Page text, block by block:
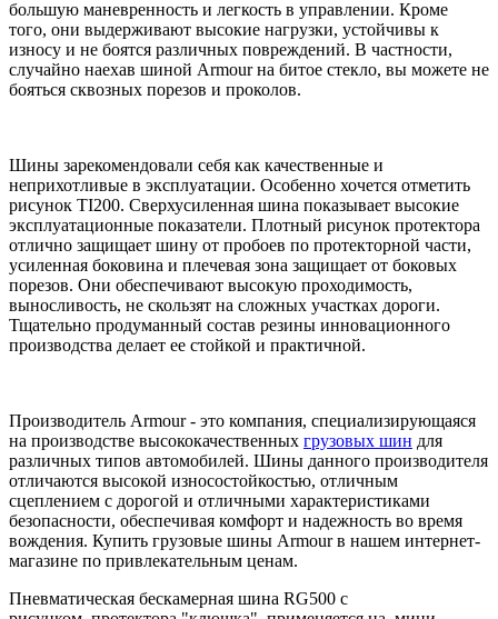
большую маневренность и легкость в управлении. Кроме
того, они выдерживают высокие нагрузки, устойчивы к
износу и не боятся различных повреждений. В частности,
случайно наехав шиной Armour на битое стекло, вы можете не
бояться сквозных порезов и проколов.
Шины зарекомендовали себя как качественные и
неприхотливые в эксплуатации. Особенно хочется отметить
рисунок TI200. Сверхусиленная шина показывает высокие
эксплуатационные показатели. Плотный рисунок протектора
отлично защищает шину от пробоев по протекторной части,
усиленная боковина и плечевая зона защищает от боковых
порезов. Они обеспечивают высокую проходимость,
выносливость, не скользят на сложных участках дороги.
Тщательно продуманный состав резины инновационного
производства делает ее стойкой и практичной.
Производитель Armour - это компания, специализирующаяся
на производстве высококачественных грузовых шин для
различных типов автомобилей. Шины данного производителя
отличаются высокой износостойкостью, отличным
сцеплением с дорогой и отличными характеристиками
безопасности, обеспечивая комфорт и надежность во время
вождения. Купить грузовые шины Armour в нашем интернет-
магазине по привлекательным ценам.
Пневматическая бескамерная шина RG500 с